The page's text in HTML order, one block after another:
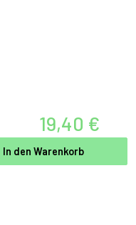
19,40 €
In den Warenkorb